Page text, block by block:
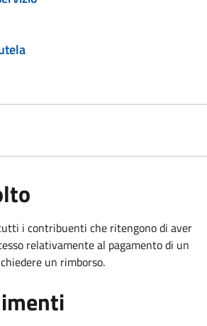
i contribuenti che ritengono di aver
relativamente al pagamento di un
un rimborso.